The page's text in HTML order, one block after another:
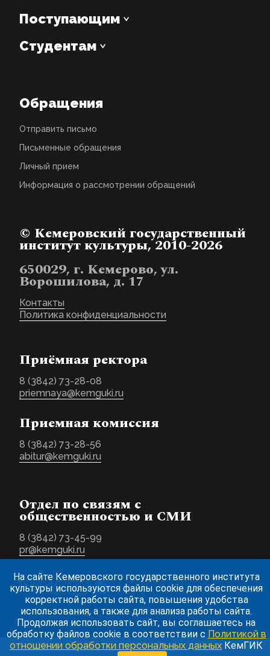
Поступающим
Студентам
Обращения
Отправить письмо
Письменные обращения
Личный прием
Информация о рассмотрении обращений
© Кемеровский государственный
институт культуры, 2010-2026
650029, г. Кемерово, ул.
Ворошилова, д. 17
Контакты
Политика конфиденциальности
Приёмная ректора
8 (3842) 73-28-08
priemnaya@kemguki.ru
Приемная комиссия
8 (3842) 73-28-56
abitur@kemguki.ru
Отдел по связям с
общественностью и СМИ
8 (3842) 73-45-99
pr@kemguki.ru
На сайте Кемеровского государственного института
культуры используются файлы cookie для обеспечения
корректной работы сайта, повышения удобства
использования, а также для анализа работы сайта.
Продолжая использовать сайт, вы соглашаетесь на
обработку файлов cookie в соответствии с Политикой в
отношении обработки персональных данных КемГИК